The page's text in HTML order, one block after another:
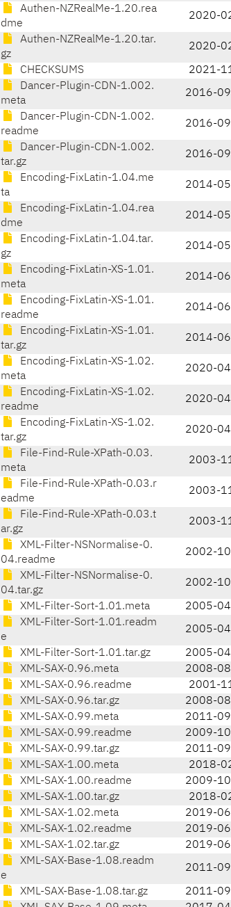
Authen-NZRealMe-1.20.rea
dme
2020-
Authen-NZRealMe-1.20.tar.
gz
2020-
CHECKSUMS 2021-
Dancer-Plugin-CDN-1.002.
meta
2016-
Dancer-Plugin-CDN-1.002.
readme
2016-
Dancer-Plugin-CDN-1.002.
tar.gz
2016-
Encoding-FixLatin-1.04.me
ta
2014-
Encoding-FixLatin-1.04.rea
dme
2014-
Encoding-FixLatin-1.04.tar.
gz
2014-
Encoding-FixLatin-XS-1.01.
meta
2014-
Encoding-FixLatin-XS-1.01.
readme
2014-
Encoding-FixLatin-XS-1.01.
tar.gz
2014-
Encoding-FixLatin-XS-1.02.
meta
2020-
Encoding-FixLatin-XS-1.02.
readme
2020-
Encoding-FixLatin-XS-1.02.
tar.gz
2020-
File-Find-Rule-XPath-0.03.
meta
2003-
File-Find-Rule-XPath-0.03.r
eadme
2003-
File-Find-Rule-XPath-0.03.t
ar.gz
2003-
XML-Filter-NSNormalise-0.
04.readme
2002-
XML-Filter-NSNormalise-0.
04.tar.gz
2002-
XML-Filter-Sort-1.01.meta 2005-
XML-Filter-Sort-1.01.readm
e
2005-
XML-Filter-Sort-1.01.tar.gz 2005-
XML-SAX-0.96.meta
2008-
XML-SAX-0.96.readme
2001-
XML-SAX-0.96.tar.gz
2008-
XML-SAX-0.99.meta
2011-
XML-SAX-0.99.readme
2009-
XML-SAX-0.99.tar.gz
2011-
XML-SAX-1.00.meta
2018-
XML-SAX-1.00.readme
2009-
XML-SAX-1.00.tar.gz
2018-
XML-SAX-1.02.meta
2019-
XML-SAX-1.02.readme
2019-
XML-SAX-1.02.tar.gz
2019-
XML-SAX-Base-1.08.readm
e
2011-
XML-SAX-Base-1.08.tar.gz 2011-